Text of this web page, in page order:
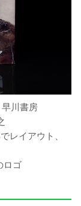
川書房
レイアウト、
ロゴ